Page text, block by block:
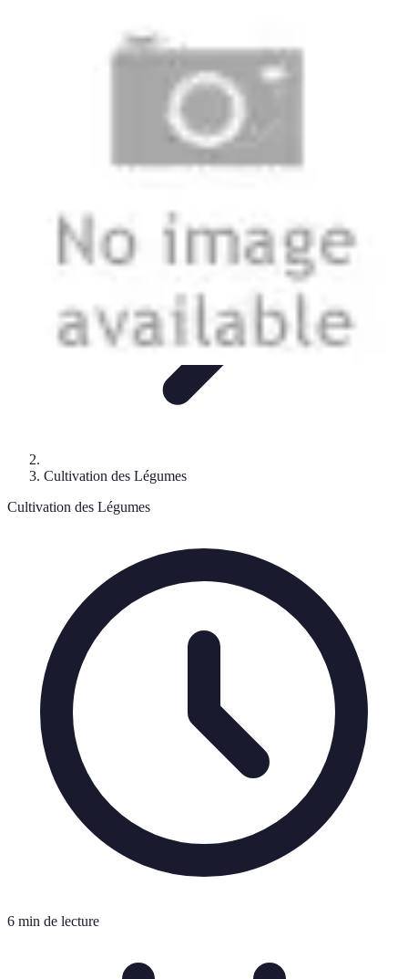
Choix des Légumes
Astuces et Conseils
Cultivation des Légumes
Cultivation des Légumes
6 min de lecture